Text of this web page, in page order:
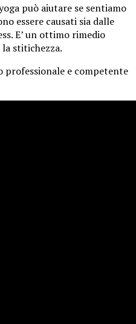
può aiutare se sentiamo
essere causati sia dalle
E’ un ottimo rimedio
stitichezza.
professionale e competente